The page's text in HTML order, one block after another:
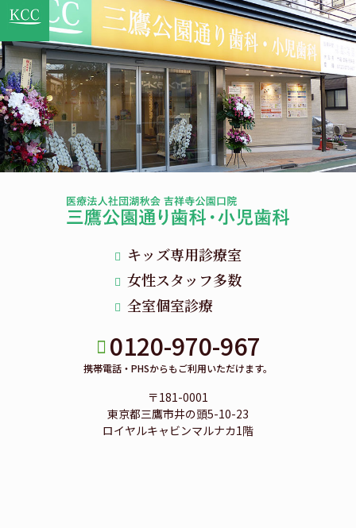
キッズ専用診療室
女性スタッフ多数
全室個室診療
0120-970-967
携帯電話・PHSからもご利用いただけます。
〒181-0001
東京都三鷹市井の頭5-10-23
ロイヤルキャビンマルナカ1階